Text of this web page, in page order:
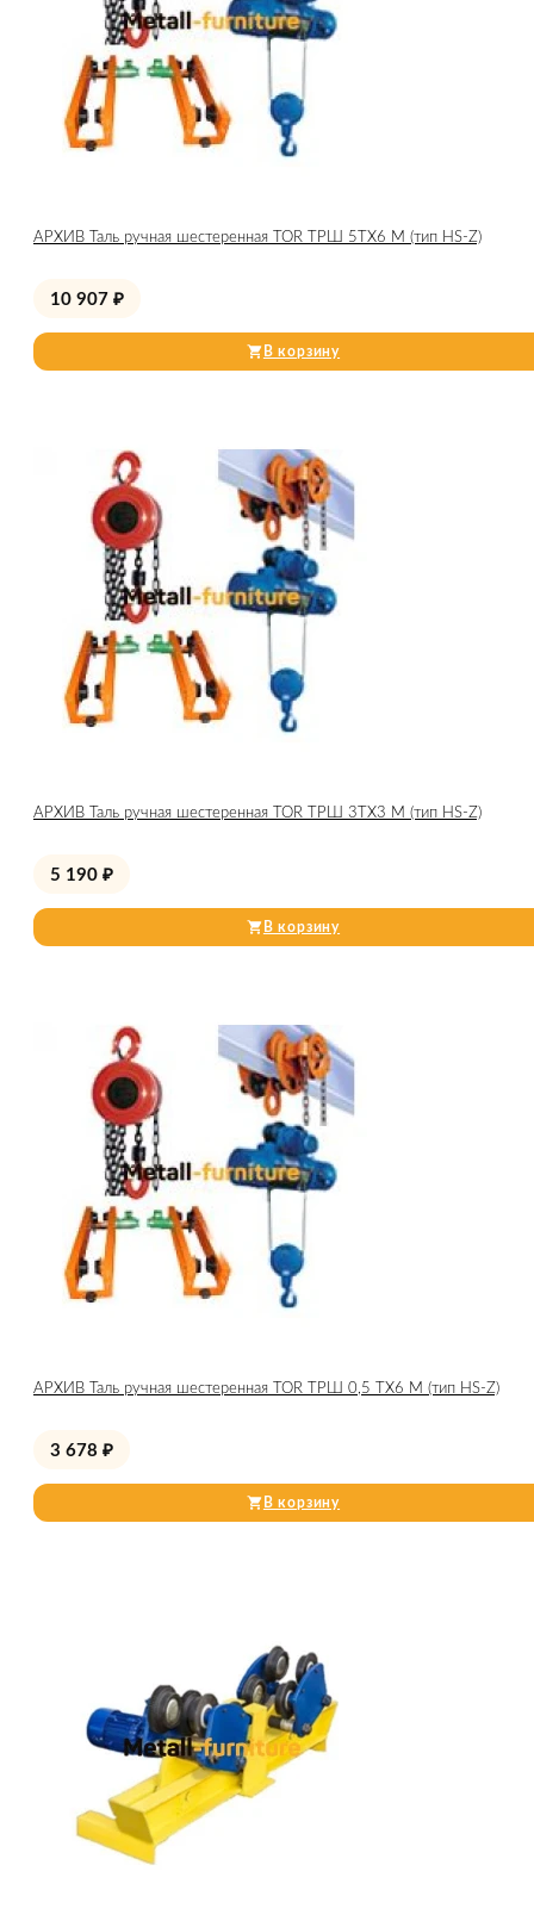
АРХИВ Таль ручная шестеренная TOR ТРШ 5ТХ6 М (тип HS-Z)
10 907 ₽
В корзину
АРХИВ Таль ручная шестеренная TOR ТРШ 3ТХ3 М (тип HS-Z)
5 190 ₽
В корзину
АРХИВ Таль ручная шестеренная TOR ТРШ 0,5 ТХ6 М (тип HS-Z)
3 678 ₽
В корзину